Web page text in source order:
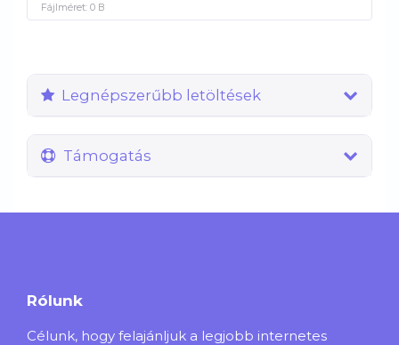
Fájlméret: 0 B
Legnépszerűbb letöltések
Támogatás
Rólunk
Célunk, hogy felajánljuk a legjobb internetes